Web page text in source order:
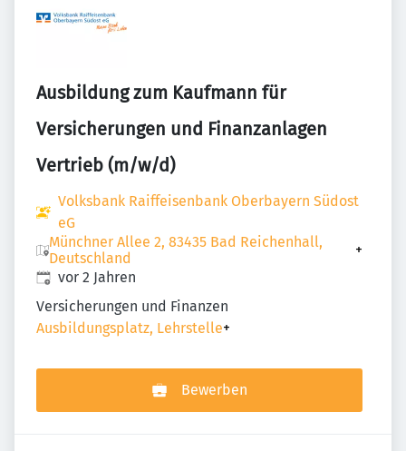
Ausbildung zum Kaufmann für
Versicherungen und Finanzanlagen
Vertrieb (m/w/d)
Volksbank Raiffeisenbank Oberbayern Südost
eG
Münchner Allee 2, 83435 Bad Reichenhall,
Deutschland
+
Veröffentlicht:
vor 2 Jahren
Versicherungen und Finanzen
Ausbildungsplatz, Lehrstelle+
Bewerben